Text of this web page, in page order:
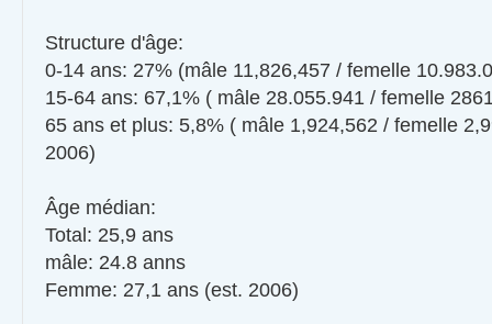
Structure d'âge:
0-14 ans: 27% (mâle 11,826,457 / femelle
15-64 ans: 67,1% ( mâle 28.055.941 / femelle
65 ans et plus: 5,8% ( mâle 1,924,562 / femelle
2006)
Âge médian:
Total: 25,9 ans
mâle: 24.8 anns
Femme: 27,1 ans (est. 2006)